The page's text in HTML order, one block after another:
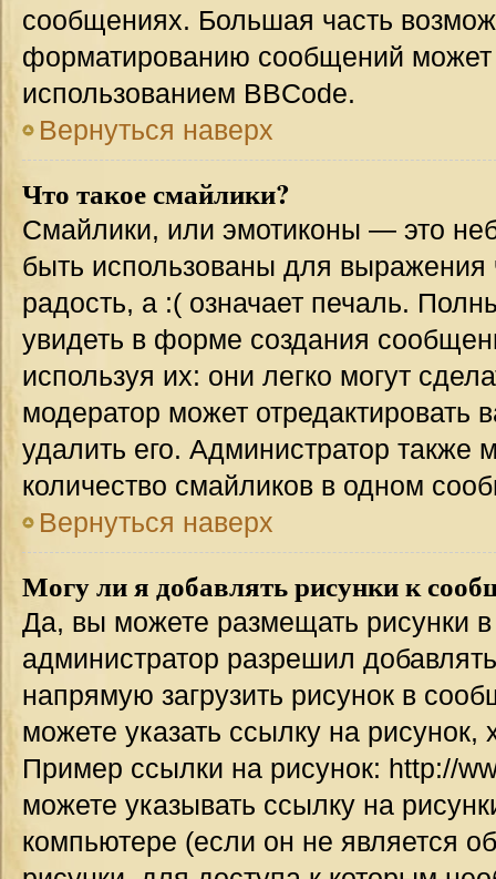
сообщениях. Большая часть
форматированию сообщений может
использованием BBCode.
Вернуться наверх
Что такое смайлики?
Смайлики, или эмотиконы — это
быть использованы для выражения
радость, а :( означает печаль.
увидеть в форме создания
используя их: они легко могут
модератор может
удалить его. Администратор также
количество смайликов в одном
Вернуться наверх
Могу ли я добавлять рисунки к
Да, вы можете размещать рисунки
администратор разрешил
напрямую загрузить рисунок в
можете указать ссылку на
Пример ссылки на рисунок: http://
можете указывать ссылку на
компьютере (если он не является